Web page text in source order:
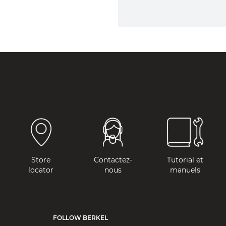
Store
locator
Contactez-
nous
Tutorial et
manuels
FOLLOW BERKEL